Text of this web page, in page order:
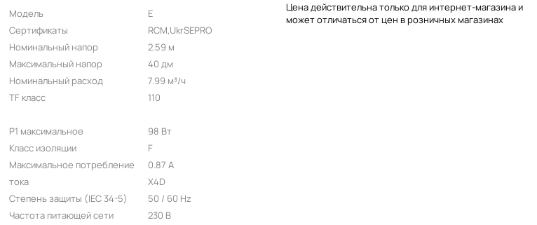
Модель
Сертификаты
Номинальный напор
Максимальный напор
Номинальный расход
TF класс
E
RCM,UkrSEPRO
2.59 м
40 дм
7.99 м³/ч
110
P1 максимальное
Класс изоляции
Максимальное потребление
тока
Степень защиты (IEC 34-5)
Частота питающей сети
98 Вт
F
0.87 A
X4D
50 / 60 Hz
230 В
Цена действительна только для интернет-магазина и
может отличаться от цен в розничных магазинах